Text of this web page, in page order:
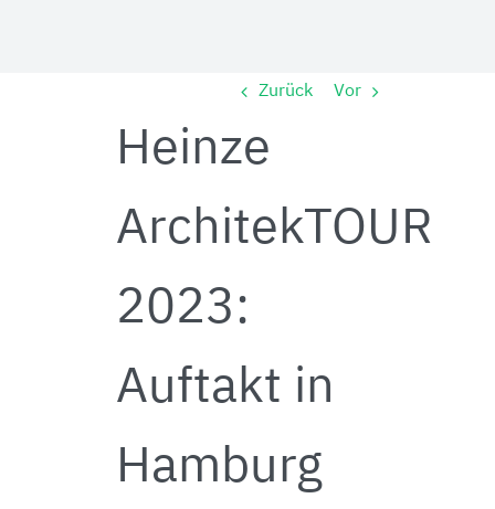
Zurück Vor
Heinze
ArchitekTOUR
2023:
Auftakt in
Hamburg